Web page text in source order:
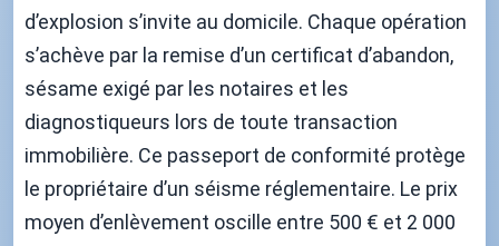
d’explosion s’invite au domicile. Chaque opération
s’achève par la remise d’un certificat d’abandon,
sésame exigé par les notaires et les
diagnostiqueurs lors de toute transaction
immobilière. Ce passeport de conformité protège
le propriétaire d’un séisme réglementaire. Le prix
moyen d’enlèvement oscille entre 500 € et 2 000